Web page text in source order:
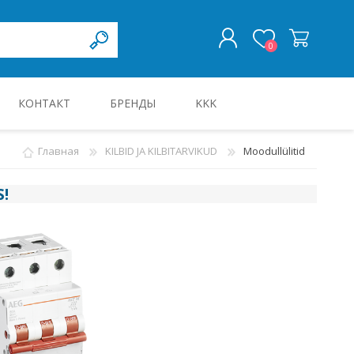
0
КОНТАКТ БРЕНДЫ KKK
Главная KILBID JA KILBITARVIKUD Moodullülitid
!